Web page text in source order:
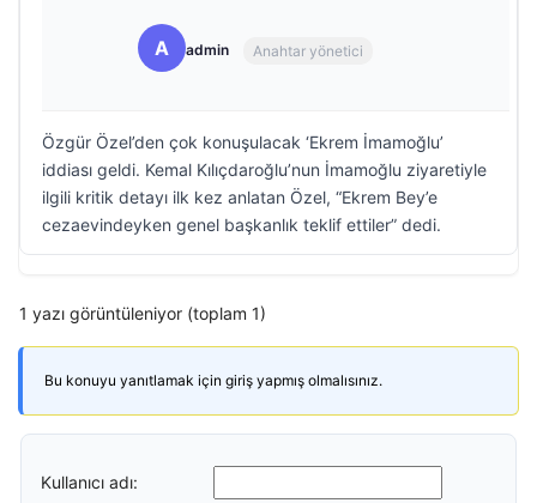
A admin Anahtar yönetici
Özgür Özel’den çok konuşulacak ‘Ekrem İmamoğlu’
iddiası geldi. Kemal Kılıçdaroğlu’nun İmamoğlu ziyaretiyle
ilgili kritik detayı ilk kez anlatan Özel, “Ekrem Bey’e
cezaevindeyken genel başkanlık teklif ettiler” dedi.
1 yazı görüntüleniyor (toplam 1)
Bu konuyu yanıtlamak için giriş yapmış olmalısınız.
Kullanıcı adı: